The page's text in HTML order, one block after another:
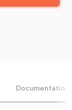
Documentation